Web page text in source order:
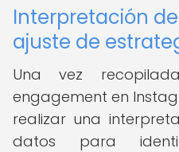
Interpretación
ajuste de
Una vez
engagement en
realizar una
datos para